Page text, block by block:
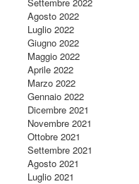
Agosto 2022
Luglio 2022
Giugno 2022
Maggio 2022
Aprile 2022
Marzo 2022
Gennaio 2022
Dicembre 2021
Novembre 2021
Ottobre 2021
Settembre 2021
Agosto 2021
Luglio 2021